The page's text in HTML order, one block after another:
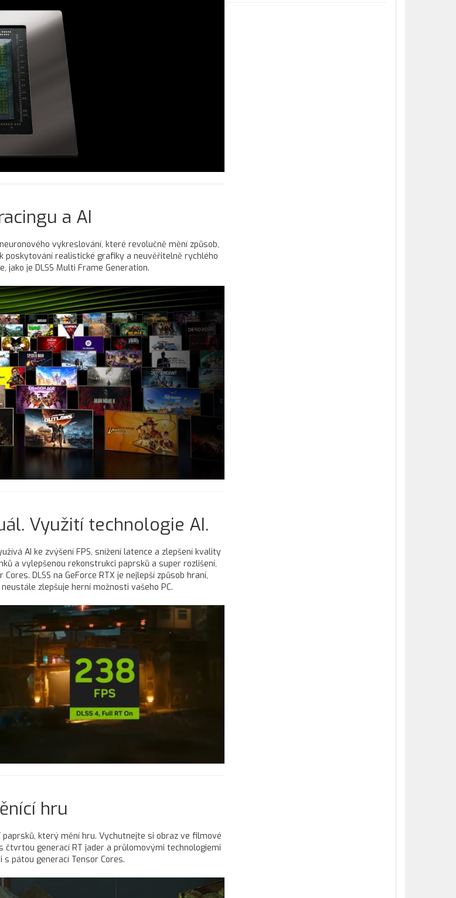
a AI
vykreslování, které revolučně mění způsob,
poskytování realistické grafiky a neuvěřitelně rychlého
jako je DLSS Multi Frame Generation.
Využití technologie AI.
AI ke zvýšení FPS, snížení latence a zlepšení kvality
a vylepšenou rekonstrukci paprsků a super rozlišení,
DLSS na GeForce RTX je nejlepší způsob hraní,
zlepšuje herní možnosti vašeho PC.
hru
který mění hru. Vychutnejte si obraz ve filmové
čtvrtou generací RT jader a průlomovými technologiemi
pátou generací Tensor Cores.